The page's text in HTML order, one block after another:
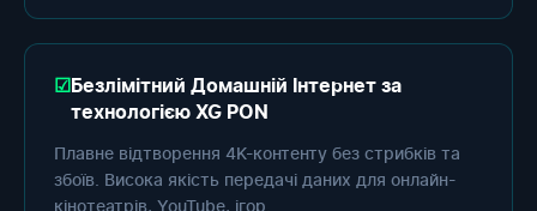
Безлімітний Домашній Інтернет за
технологією XG PON
Плавне відтворення 4K-контенту без стрибків та
збоїв. Висока якість передачі даних для онлайн-
кінотеатрів, YouTube, ігор.